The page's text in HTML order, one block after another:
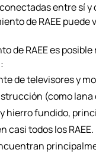
entre sí
de RAEE
de RAEE es
de televisores y
(como lana
hierro fundido,
casi todos los